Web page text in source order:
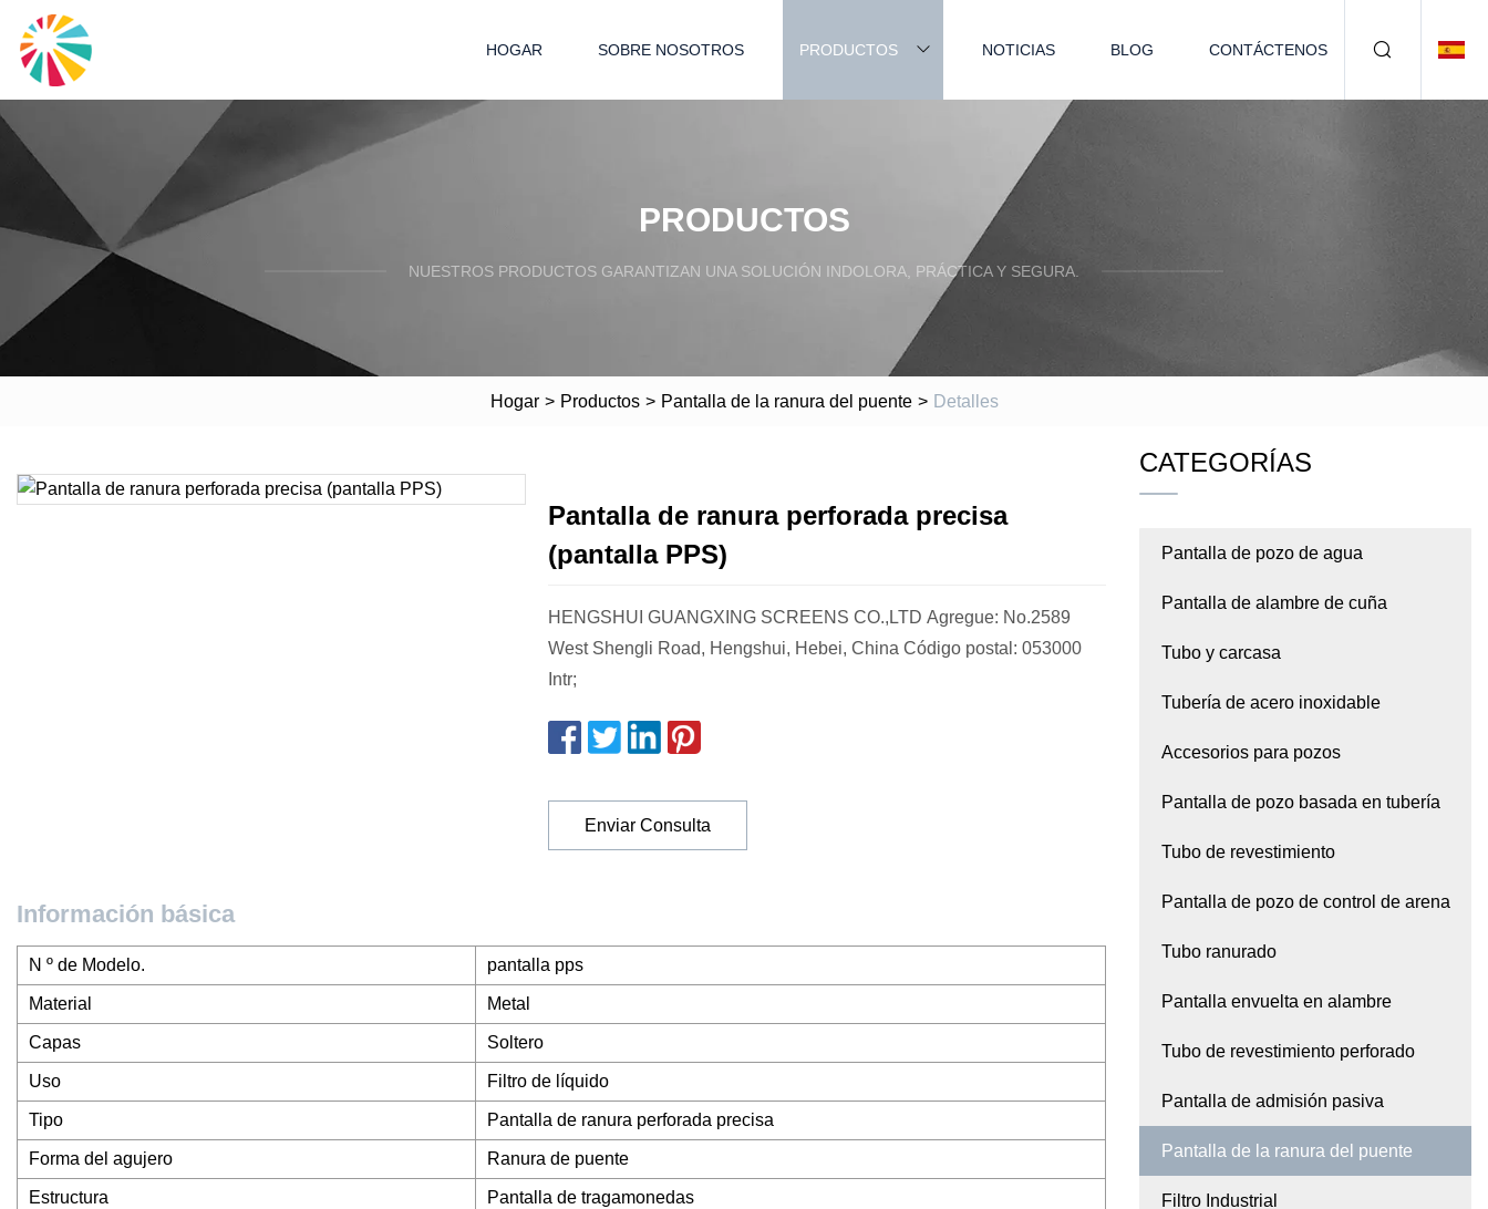
HOGAR SOBRE NOSOTROS PRODUCTOS NOTICIAS BLOG CONTÁCTENOS
PRODUCTOS
NUESTROS PRODUCTOS GARANTIZAN UNA SOLUCIÓN INDOLORA, PRÁCTICA Y SEGURA.
Hogar > Productos > Pantalla de la ranura del puente > Detalles
Pantalla de ranura perforada precisa
(pantalla PPS)
HENGSHUI GUANGXING SCREENS CO.,LTD Agregue: No.2589
West Shengli Road, Hengshui, Hebei, China Código postal: 053000
Intr;
Enviar Consulta
Información básica
N º de Modelo. pantalla pps
Material Metal
Capas Soltero
Uso Filtro de líquido
Tipo Pantalla de ranura perforada precisa
Forma del agujero Ranura de puente
Estructura Pantalla de tragamonedas
CATEGORÍAS
Pantalla de pozo de agua
Pantalla de alambre de cuña
Tubo y carcasa
Tubería de acero inoxidable
Accesorios para pozos
Pantalla de pozo basada en tubería
Tubo de revestimiento
Pantalla de pozo de control de arena
Tubo ranurado
Pantalla envuelta en alambre
Tubo de revestimiento perforado
Pantalla de admisión pasiva
Pantalla de la ranura del puente
Filtro Industrial